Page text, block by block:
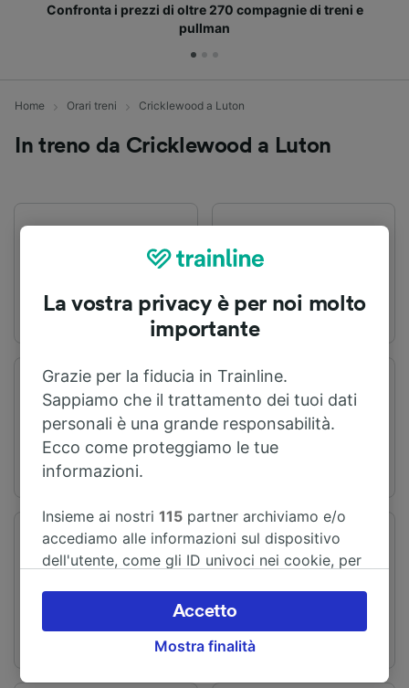
Usa i codici sconto Trenitalia e aggiungi le tue carte
fedeltà
Home Orari treni Cricklewood a Luton
In treno da Cricklewood a Luton
Stazione di partenza
Cricklewood
Luton
Tempo di
percorrenza
Distanza
39 km
La vostra privacy è per noi molto
importante
Grazie per la fiducia in Trainline.
Sappiamo che il trattamento dei tuoi dati
personali è una grande responsabilità.
Ecco come proteggiamo le tue
informazioni.
Insieme ai nostri115 partner archiviamo e/o
accediamo alle informazioni sul dispositivo
dell'utente, come gli ID univoci nei cookie, per
accettare o gestire le proprie scelte facendo
clic di seguito, tra cui il proprio diritto di
opporsi sulla base di un interesse legittimo o
Mostra finalità
Accetto